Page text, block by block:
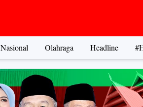
Nasional Olahraga Headline